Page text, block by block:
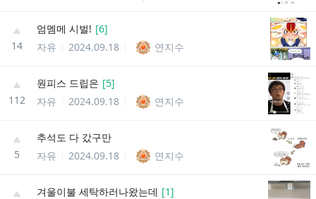
14
엄멤메 시벌! [6]
자유
2024.09.18 연지수
112
원피스 드립은 [5]
자유
2024.09.18 연지수
5
추석도 다 갔구만
자유
2024.09.18 연지수
겨울이불 세탁하러나왔는데 [1]